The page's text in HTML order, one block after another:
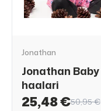
Jonathan
Jonathan Baby
haalari
25,48 €50,95 €